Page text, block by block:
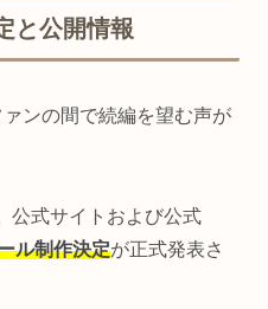
と公開情報
ンの間で続編を望む声が
公式サイトおよび公式
ル制作決定が正式発表さ